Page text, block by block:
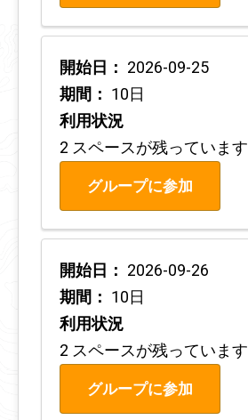
開始日： 2026-09-25
期間： 10日
利用状況
2 スペースが残っています
グループに参加
開始日： 2026-09-26
期間： 10日
利用状況
2 スペースが残っています
グループに参加